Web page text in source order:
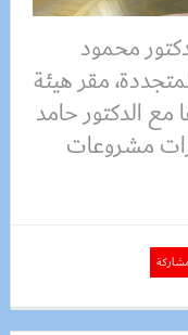
محمود
مقر هيئة
مع الدكتور حامد
مشروعات